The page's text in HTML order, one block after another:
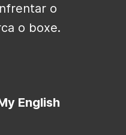
o
o boxe.
English